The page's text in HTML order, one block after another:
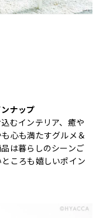
ナップ
むインテリア、癒や
心も満たすグルメ＆
は暮らしのシーンご
ころも嬉しいポイン